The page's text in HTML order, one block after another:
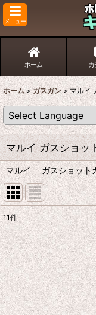
メニュー
ホーム カ
ホーム > ガスガン > マルイ
マルイ ガスショッ
マルイ ガスショット
表示数:
並び順:
11件